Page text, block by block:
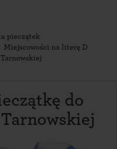
pieczątek
Miejscowości na literę D
do